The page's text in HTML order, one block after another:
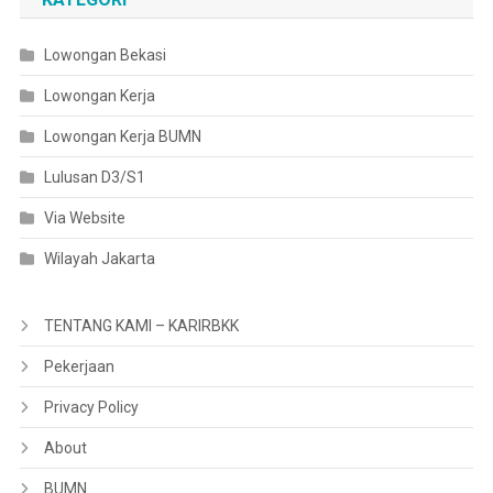
Lowongan Bekasi
Lowongan Kerja
Lowongan Kerja BUMN
Lulusan D3/S1
Via Website
Wilayah Jakarta
TENTANG KAMI – KARIRBKK
Pekerjaan
Privacy Policy
About
BUMN